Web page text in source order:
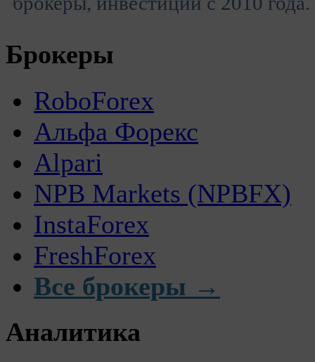
Брокеры
RoboForex
Альфа Форекс
Alpari
NPB Markets (NPBFX)
InstaForex
FreshForex
Все брокеры →
Аналитика